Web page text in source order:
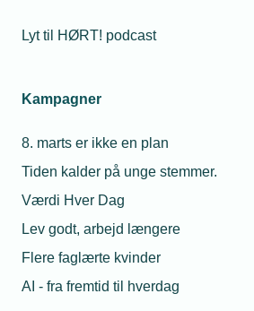
Lyt til HØRT! podcast
Kampagner
8. marts er ikke en plan
Tiden kalder på unge stemmer.
Værdi Hver Dag
Lev godt, arbejd længere
Flere faglærte kvinder
AI - fra fremtid til hverdag
Varmeregningen
01. jul. 2025
TEKNIQ:
Odsherred-sag bør
føre til eftertanke
05. dec. 2022